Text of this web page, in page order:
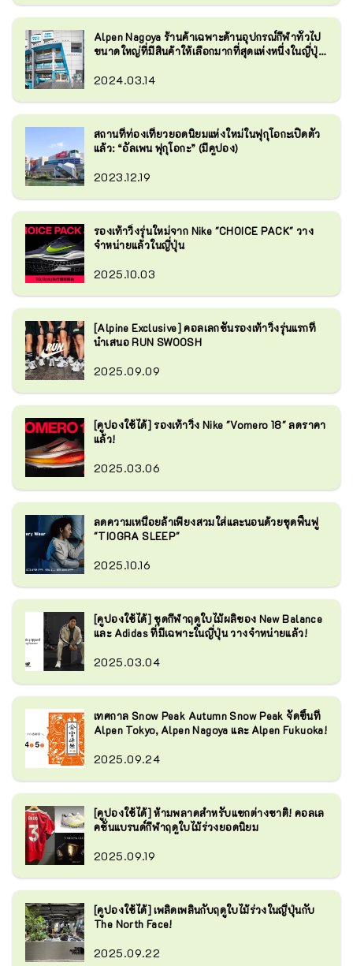
อีกมากมาย
เฉพาะ Sports Depot Flagship Store
ซึ่งเป็นร้านจำหน่ายสินค้ากีฬาเฉพาะ
ทางทั่วไป ตั้งอยู่บนชั้น 2 และชั้น 3 ส่วน
หนึ่ง และชั้น 3 เป็นร้านขายอุปกรณ์
Outdoors Flagship Store เรามีพื้นที่
ขายที่ใหญ่ที่สุดแห่งหนึ่งในภูมิภาคคิวชู
ซึ่งมีร้านค้าสามประเภท
ประเภทกีฬา แบรนด์กลางแจ้งมากกว่า
280 แบรนด์ และแบรนด์กอล์ฟมากกว่า
ญี่ปุ่นยอดนิยมให้เลือกมากมาย เช่น
Asics, Mizuno, Yonex, Snow Peaks,
Soto, Majesty และ Honma
Alpen Nagoya ร้านค้าเฉพาะด้านอุปกรณ์กีฬาทั่วไป
ขนาดใหญ่ที่มีสินค้าให้เลือกมากที่สุดแห่งหนึ่งในญี่ปุ่น
2024.03.14
สถานที่ท่องเที่ยวยอดนิยมแห่งใหม่ในฟุกุโอกะเปิดตัว
แล้ว: “อัลเพน ฟุกุโอกะ” (มีคูปอง)
2023.12.19
รองเท้าวิ่งรุ่นใหม่จาก Nike "CHOICE PACK" วาง
จำหน่ายแล้วในญี่ปุ่น
2025.10.03
[Alpine Exclusive] คอลเลกชันรองเท้าวิ่งรุ่นแรกที่
นำเสนอ RUN SWOOSH
2025.09.09
[คูปองใช้ได้] รองเท้าวิ่ง Nike "Vomero 18" ลดราคา
แล้ว!
2025.03.06
ลดความเหนื่อยล้าเพียงสวมใส่และนอนด้วยชุดฟื้นฟู
"TIOGRA SLEEP"
2025.10.16
[คูปองใช้ได้] ชุดกีฬาฤดูใบไม้ผลิของ New Balance
และ Adidas ที่มีเฉพาะในญี่ปุ่น วางจำหน่ายแล้ว!
2025.03.04
เทศกาล Snow Peak Autumn Snow Peak จัดขึ้นที่
Alpen Tokyo, Alpen Nagoya และ Alpen Fukuoka!
2025.09.24
[คูปองใช้ได้] ห้ามพลาดสำหรับแขกต่างชาติ! คอลเล
คชั่นแบรนด์กีฬาฤดูใบไม้ร่วงยอดนิยม
2025.09.19
[คูปองใช้ได้] เพลิดเพลินกับฤดูใบไม้ร่วงในญี่ปุ่นกับ
The North Face!
2025.09.22